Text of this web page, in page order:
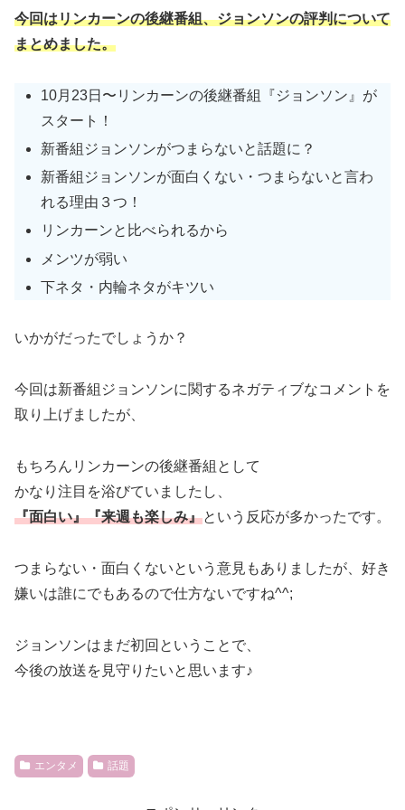
今回はリンカーンの後継番組、ジョンソンの評判について
まとめました。
10月23日〜リンカーンの後継番組『ジョンソン』が
スタート！
新番組ジョンソンがつまらないと話題に？
新番組ジョンソンが面白くない・つまらないと言わ
れる理由３つ！
リンカーンと比べられるから
メンツが弱い
下ネタ・内輪ネタがキツい
いかがだったでしょうか？
今回は新番組ジョンソンに関するネガティブなコメントを
取り上げましたが、
もちろんリンカーンの後継番組として
かなり注目を浴びていましたし、
『面白い』『来週も楽しみ』という反応が多かったです。
つまらない・面白くないという意見もありましたが、好き
嫌いは誰にでもあるので仕方ないですね^^;
ジョンソンはまだ初回ということで、
今後の放送を見守りたいと思います♪
エンタメ 話題